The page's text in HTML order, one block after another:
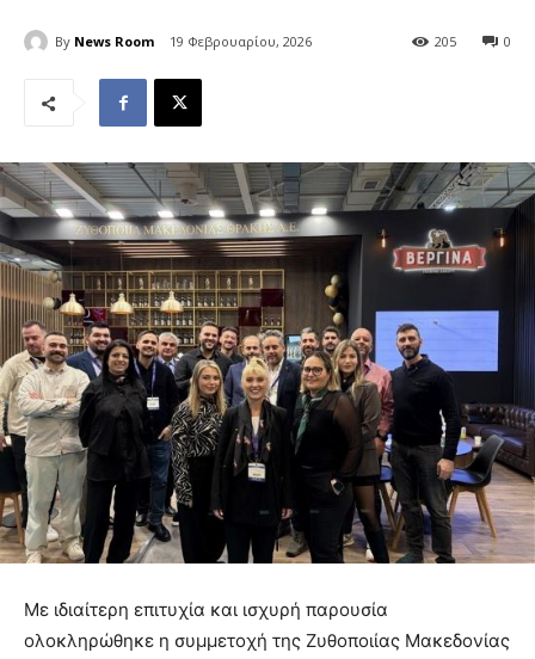
By News Room 19 Φεβρουαρίου, 2026 0
205
Με ιδιαίτερη επιτυχία και ισχυρή παρουσία
ολοκληρώθηκε η συμμετοχή της Ζυθοποιίας Μακεδονίας